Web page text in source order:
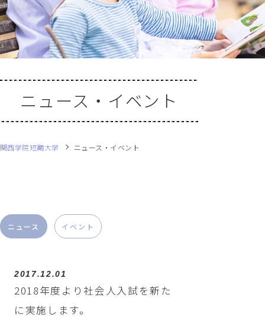
ニュース・イベント
関西学院短期大学 ニュース・イベント
ニュース イベント
2017.12.01
2018年度より社会人入試を新た
に実施します。